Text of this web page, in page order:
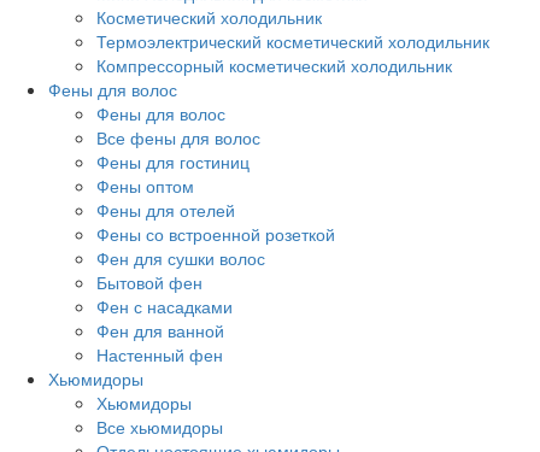
Косметический холодильник
Термоэлектрический косметический холодильник
Компрессорный косметический холодильник
Фены для волос
Фены для волос
Все фены для волос
Фены для гостиниц
Фены оптом
Фены для отелей
Фены со встроенной розеткой
Фен для сушки волос
Бытовой фен
Фен с насадками
Фен для ванной
Настенный фен
Хьюмидоры
Хьюмидоры
Все хьюмидоры